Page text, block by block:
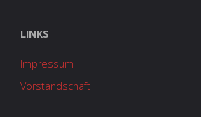
LINKS
Impressum
Vorstandschaft